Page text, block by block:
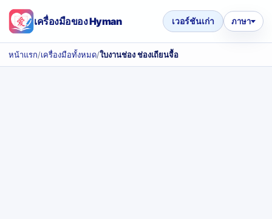
เครื่องมือของ Hyman เวอร์ชันเก่า ภาษา
หน้าแรก/เครื่องมือทั้งหมด/ใบงานช่อง ช่องเถียนจื้อ